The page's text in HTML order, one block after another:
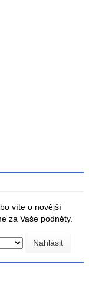
víte o novější
za Vaše podněty.